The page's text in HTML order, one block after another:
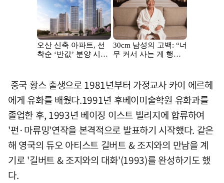
중국 황스 출생으로 1981년부터 가정교사 카이 에르헤
에게 유화를 배웠다.1991년 후베이미술학원 유화과를
졸업한 후, 1993년 베이징 이스트 빌리지에 합류하여
'펀·마류밍'연작을 본격적으로 발표하기 시작했다. 같은
해 영국의 듀오 아티스트 길버트 & 조지와의 만남을 계
기로 '길버트 & 조지와의 대화'(1993)를 완성하기도 했
다.